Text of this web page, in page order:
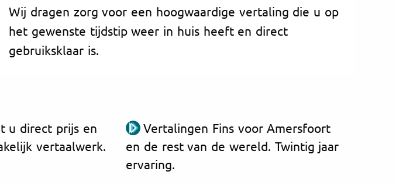
Wij dragen zorg voor een hoogwaardige vertaling die u op
het gewenste tijdstip weer in huis heeft en direct
gebruiksklaar is.
u direct prijs en
vertaalwerk.
Vertalingen Fins voor Amersfoort
en de rest van de wereld. Twintig jaar
ervaring.